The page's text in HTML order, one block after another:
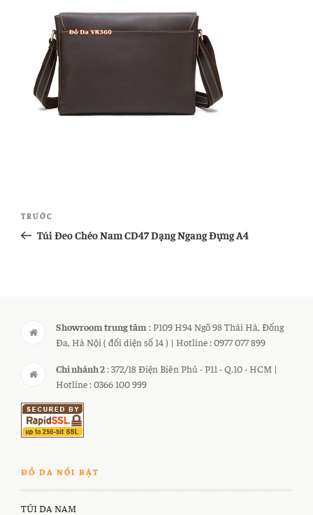
Điều
hướng
Bài
cũ
TRƯỚC
Túi Đeo Chéo Nam CD47 Dạng Ngang Đựng A4
Showroom trung tâm : P109 H94 Ngõ 98 Thái Hà, Đống
Đa, Hà Nội ( đối diện số 14 ) | Hotline : 0977 077 899
Chi nhánh 2 : 372/18 Điện Biên Phủ - P11 - Q.10 - HCM |
Hotline : 0366 100 999
ĐỒ DA NỔI BẬT
TÚI DA NAM